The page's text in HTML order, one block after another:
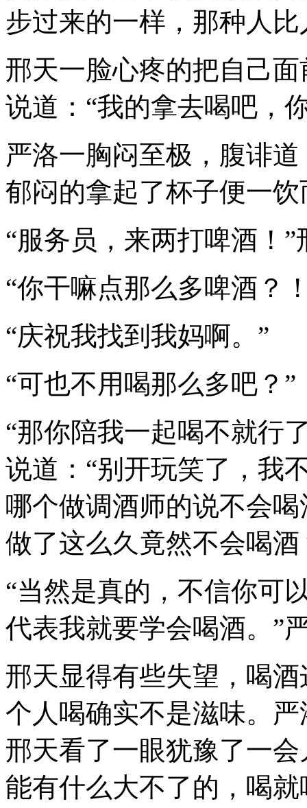
步过来的一样，那种人
邢天一脸心疼的把自己
说道：“我的拿去喝吧，
严洛一胸闷至极，腹诽
郁闷的拿起了杯子便一饮
“服务员，来两打啤酒！
“你干嘛点那么多啤酒？
“庆祝我找到我妈啊。”
“可也不用喝那么多吧？”
“那你陪我一起喝不就行
说道：“别开玩笑了，我
哪个做调酒师的说不会
做了这么久竟然不会喝酒
“当然是真的，不信你可
代表我就要学会喝酒。”
邢天显得有些失望，喝
个人喝确实不是滋味。
邢天看了一眼犹豫了一
能有什么大不了的，喝